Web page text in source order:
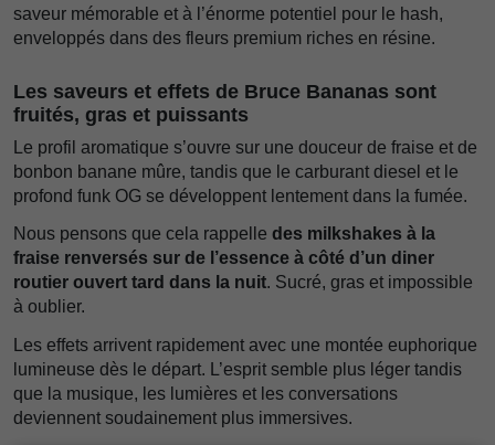
saveur mémorable et à l’énorme potentiel pour le hash,
enveloppés dans des fleurs premium riches en résine.
Les saveurs et effets de Bruce Bananas sont
fruités, gras et puissants
Le profil aromatique s’ouvre sur une douceur de fraise et de
bonbon banane mûre, tandis que le carburant diesel et le
profond funk OG se développent lentement dans la fumée.
Nous pensons que cela rappelle des milkshakes à la
fraise renversés sur de l’essence à côté d’un diner
routier ouvert tard dans la nuit. Sucré, gras et impossible
à oublier.
Les effets arrivent rapidement avec une montée euphorique
lumineuse dès le départ. L’esprit semble plus léger tandis
que la musique, les lumières et les conversations
deviennent soudainement plus immersives.